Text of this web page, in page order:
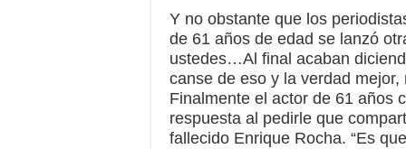
Y no obstante que los
de 61 años de edad se lanzó
ustedes…Al final acaban
canse de eso y la verdad
Finalmente el actor de 61 años
respuesta al pedirle que
fallecido Enrique Rocha. “Es